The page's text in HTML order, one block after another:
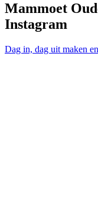
Mammoet
Instagram
Dag in, dag uit maken